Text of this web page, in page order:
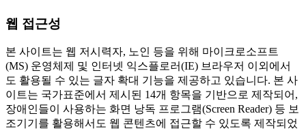
웹 접근성
본 사이트는 웹 저시력자, 노인 등을 위해 마이크로소프트
(MS) 운영체제 및 인터넷 익스플로러(IE) 브라우저 이외에서
도 활용될 수 있는 글자 확대 기능을 제공하고 있습니다. 본 사
이트는 국가표준에서 제시된 14개 항목을 기반으로 제작되어,
장애인들이 사용하는 화면 낭독 프로그램(Screen Reader) 등 보
조기기를 활용해서도 웹 콘텐츠에 접근할 수 있도록 제작되었